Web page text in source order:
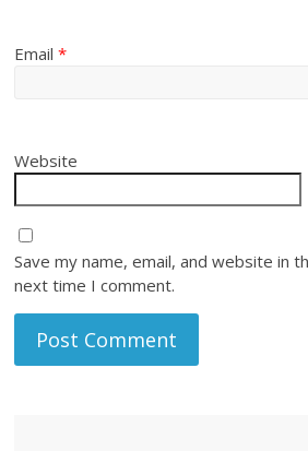
Email*
Website
Save my name, email, and website in
next time I comment.